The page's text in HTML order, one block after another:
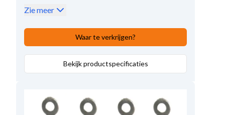
Dikte8.90 ,
Zie meer
Waar te verkrijgen?
Bekijk productspecificaties